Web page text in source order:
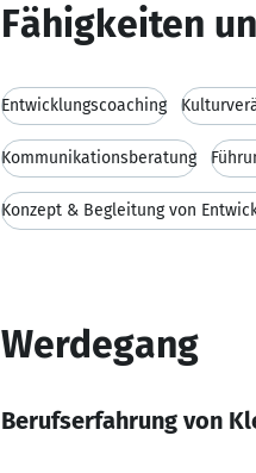
Fähigkeiten
Entwicklungscoaching
Kommunikationsberatung
Konzept & Begleitung von
Werdegang
Berufserfahrung von